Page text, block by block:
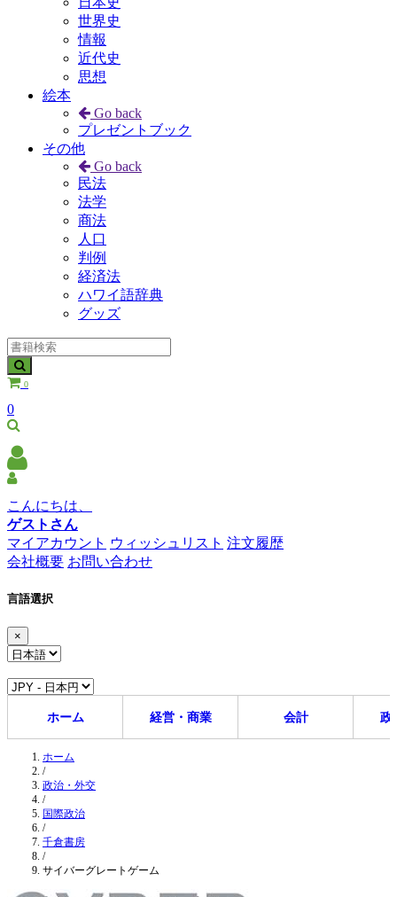
世界史
情報
近代史
思想
絵本
Go back
プレゼントブック
その他
Go back
民法
法学
商法
人口
判例
経済法
ハワイ語辞典
グッズ
0
0
こんにちは、
ゲストさん
マイアカウント ウィッシュリスト 注文履歴
会社概要 お問い合わせ
言語選択
×
ホーム 経営・商業 会計 政
ホーム
/
政治・外交
/
国際政治
/
千倉書房
/
サイバーグレートゲーム